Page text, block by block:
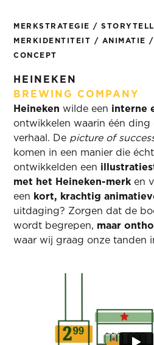
MERKSTRATEGIE /
MERKIDENTITEIT / ANIMATIE /
CONCEPT
HEINEKEN
BREWING COMPANY
Heineken wilde een interne
ontwikkelen waarin één ding
verhaal. De picture of
komen in een manier die
ontwikkelden een
met het Heineken-merk en
een kort, krachtig
uitdaging? Zorgen dat de
wordt begrepen, maar
waar wij graag onze tanden